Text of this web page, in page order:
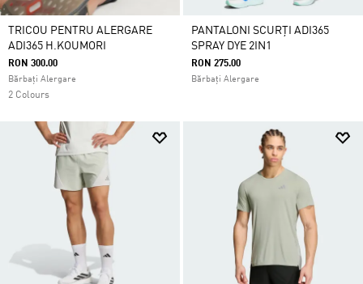
TRICOU PENTRU ALERGARE
ADI365 H.KOUMORI
RON 300.00
Bărbați Alergare
2 Colours
PANTALONI SCURȚI ADI365
SPRAY DYE 2IN1
RON 275.00
Bărbați Alergare